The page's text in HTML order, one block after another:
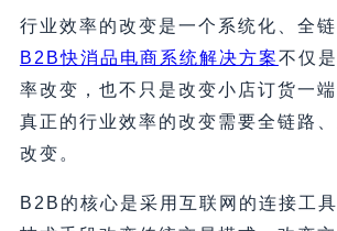
行业效率的改变是一个系统化、全链
B2B快消品电商系统解决方案不仅
率改变，也不只是改变小店订货一端
真正的行业效率的改变需要全链路
改变。
B2B的核心是采用互联网的连接工